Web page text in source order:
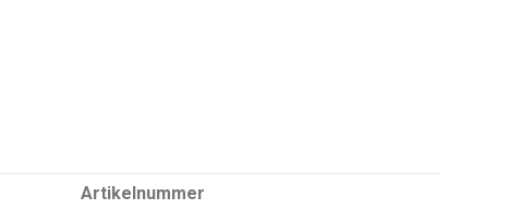
Artikelnummer